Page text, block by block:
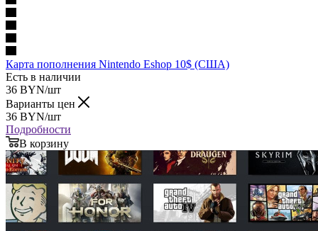
Карта пополнения Nintendo Eshop 10$ (США)
Есть в наличии
36 BYN/шт
Варианты цен
36 BYN/шт
Подробности
В корзину